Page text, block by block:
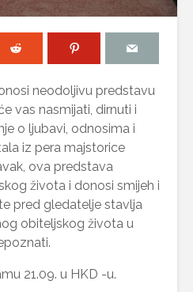
neodoljivu predstavu
vas nasmijati, dirnuti i
o ljubavi, odnosima i
iz pera majstorice
ova predstava
života i donosi smijeh i
pred gledatelje stavlja
obiteljskog života u
21.09. u HKD -u.